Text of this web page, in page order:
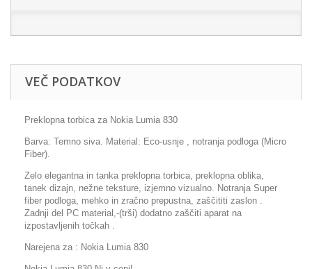
VEČ PODATKOV
Preklopna torbica za Nokia Lumia 830
Barva: Temno siva. Material: Eco-usnje , notranja podloga (Micro
Fiber).
Zelo elegantna in tanka preklopna torbica, preklopna oblika,
tanek dizajn, nežne teksture, izjemno vizualno. Notranja Super
fiber podloga, mehko in zračno prepustna, zaščititi zaslon .
Zadnji del PC material,-(trši) dodatno zaščiti aparat na
izpostavljenih točkah .
Narejena za : Nokia Lumia 830